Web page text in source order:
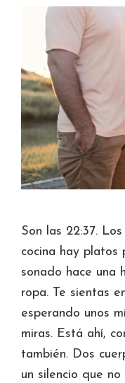
Son las 22:37.
cocina hay platos
sonado hace una
ropa. Te sientas
esperando unos
miras. Está ahí,
también. Dos
un silencio que